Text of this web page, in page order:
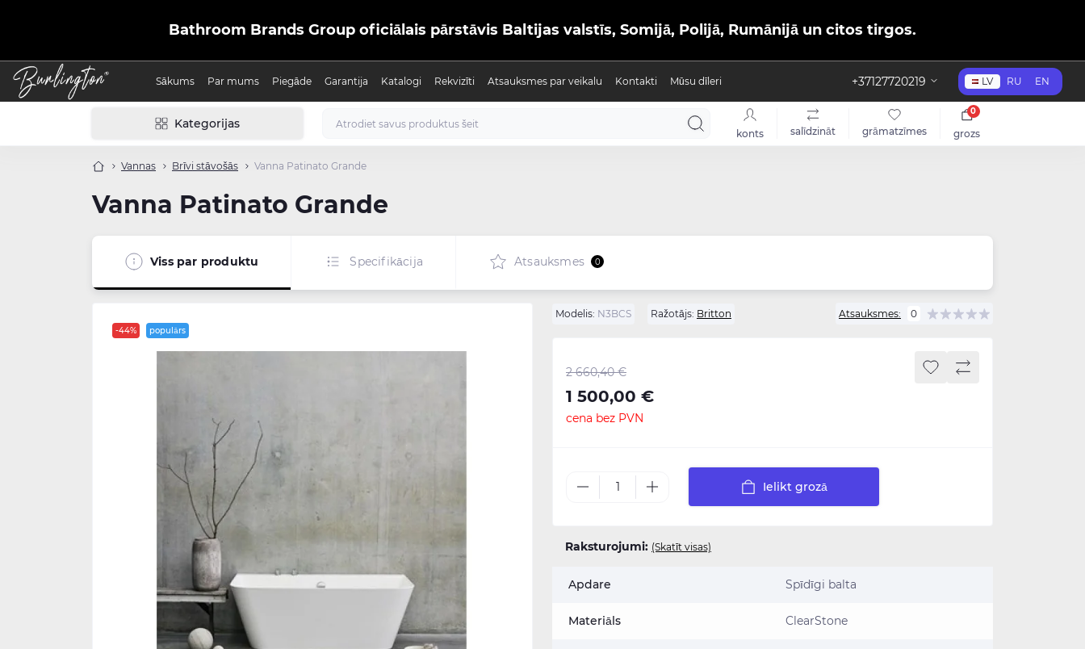
Bathroom Brands Group oficiālais pārstāvis Baltijas valstīs, Somijā, Polijā, Rumānijā un citos tirgos.
Sākums Par mums Piegāde Garantija Katalogi Rekvizīti Atsauksmes par veikalu Kontakti Mūsu dīleri +37127720219 LV RU EN
Kategorijas
konts salīdzināt grāmatzīmes grozs
0
Vannas Brīvi stāvošās Vanna Patinato Grande
Vanna Patinato Grande
Viss par produktu Specifikācija Atsauksmes 0
-44% populārs
Modelis: N3BCS Ražotājs: Britton Atsauksmes: 0
2 660,40 €
1 500,00 €
cena bez PVN
Ielikt grozā
Raksturojumi: (Skatīt visas)
Apdare Spīdīgi balta
Materiāls ClearStone